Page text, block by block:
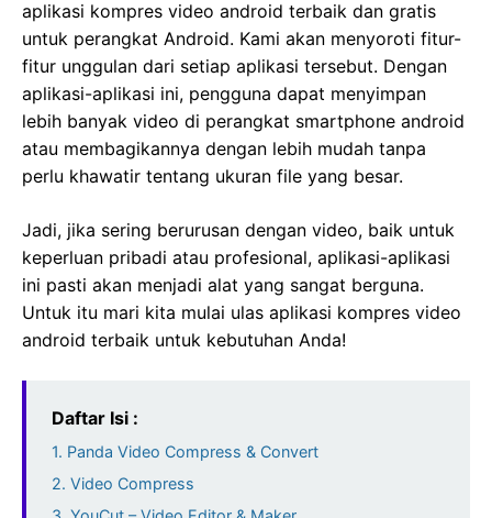
aplikasi kompres video android terbaik dan gratis
untuk perangkat Android. Kami akan menyoroti fitur-
fitur unggulan dari setiap aplikasi tersebut. Dengan
aplikasi-aplikasi ini, pengguna dapat menyimpan
lebih banyak video di perangkat smartphone android
atau membagikannya dengan lebih mudah tanpa
perlu khawatir tentang ukuran file yang besar.
Jadi, jika sering berurusan dengan video, baik untuk
keperluan pribadi atau profesional, aplikasi-aplikasi
ini pasti akan menjadi alat yang sangat berguna.
Untuk itu mari kita mulai ulas aplikasi kompres video
android terbaik untuk kebutuhan Anda!
Daftar Isi :
1. Panda Video Compress & Convert
2. Video Compress